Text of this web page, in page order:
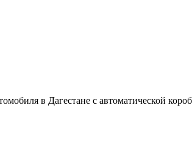
в Дагестане с автоматической